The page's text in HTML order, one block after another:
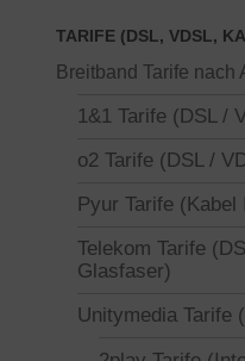
TARIFE (DSL, VDSL,
Breitband Tarife nach
1&1 Tarife (DSL /
o2 Tarife (DSL /
Pyur Tarife (Kabel
Telekom Tarife
Glasfaser)
Unitymedia Tarife